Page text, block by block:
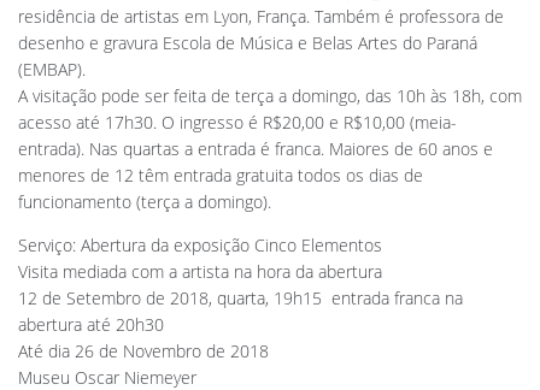
residência de artistas em Lyon, França. Também é professora de
desenho e gravura Escola de Música e Belas Artes do Paraná
(EMBAP).
A visitação pode ser feita de terça a domingo, das 10h às 18h, com
acesso até 17h30. O ingresso é R$20,00 e R$10,00 (meia-
entrada). Nas quartas a entrada é franca. Maiores de 60 anos e
menores de 12 têm entrada gratuita todos os dias de
funcionamento (terça a domingo).
Serviço: Abertura da exposição Cinco Elementos
Visita mediada com a artista na hora da abertura
12 de Setembro de 2018, quarta, 19h15  entrada franca na
abertura até 20h30
Até dia 26 de Novembro de 2018
Museu Oscar Niemeyer